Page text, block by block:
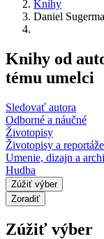
Knihy
Daniel
Knihy od
tému umelci
Sledovať autora
Odborné a náučné
Životopisy
Životopisy a reportáže
Umenie, dizajn a
Hudba
Zúžiť výber
Zoradiť
Zúžiť výber